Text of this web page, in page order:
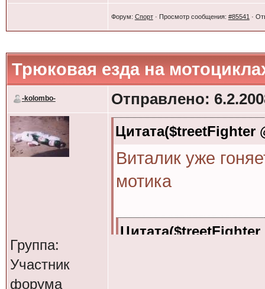
маршрута =)
Вот собстно
основной
ВНИМАНИЕ !!!
Воть
Форум: Спорт· Просмотр сообщения: #85541 ·
Трюковая езда на
-kolombo- Отправлено:
Группа:
Участник
форума
Цитата($treetFighter
Виталик уже
мотика
Цитата($treetFighter